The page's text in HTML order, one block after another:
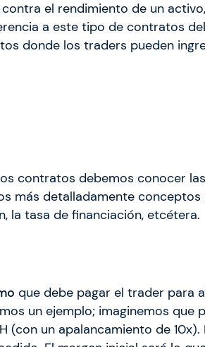
el rendimiento de un
a este tipo de contratos
donde los traders pueden
contratos debemos conocer las
más detalladamente conceptos
la tasa de financiación, etcétera.
que debe pagar el trader para
un ejemplo; imaginemos que
(con un apalancamiento de